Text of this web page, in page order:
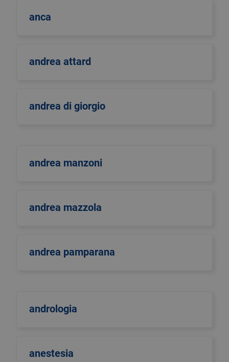
anca
andrea attard
andrea di giorgio
andrea manzoni
andrea mazzola
andrea pamparana
andrologia
anestesia